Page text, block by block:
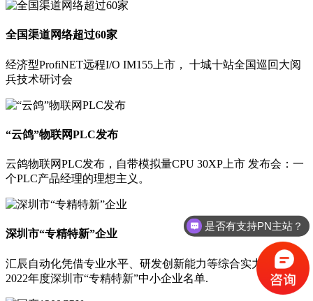
全国渠道网络超过60家
经济型ProfiNET远程I/O IM155上市， 十城十站全国巡回大阅
兵技术研讨会
“云鸽”物联网PLC发布
云鸽物联网PLC发布，自带模拟量CPU 30XP上市 发布会：一
个PLC产品经理的理想主义。
深圳市“专精特新”企业
汇辰自动化凭借专业水平、研发创新能力等综合实力成功入选
2022年度深圳市“专精特新”中小企业名单.
是否有支持PN主站？